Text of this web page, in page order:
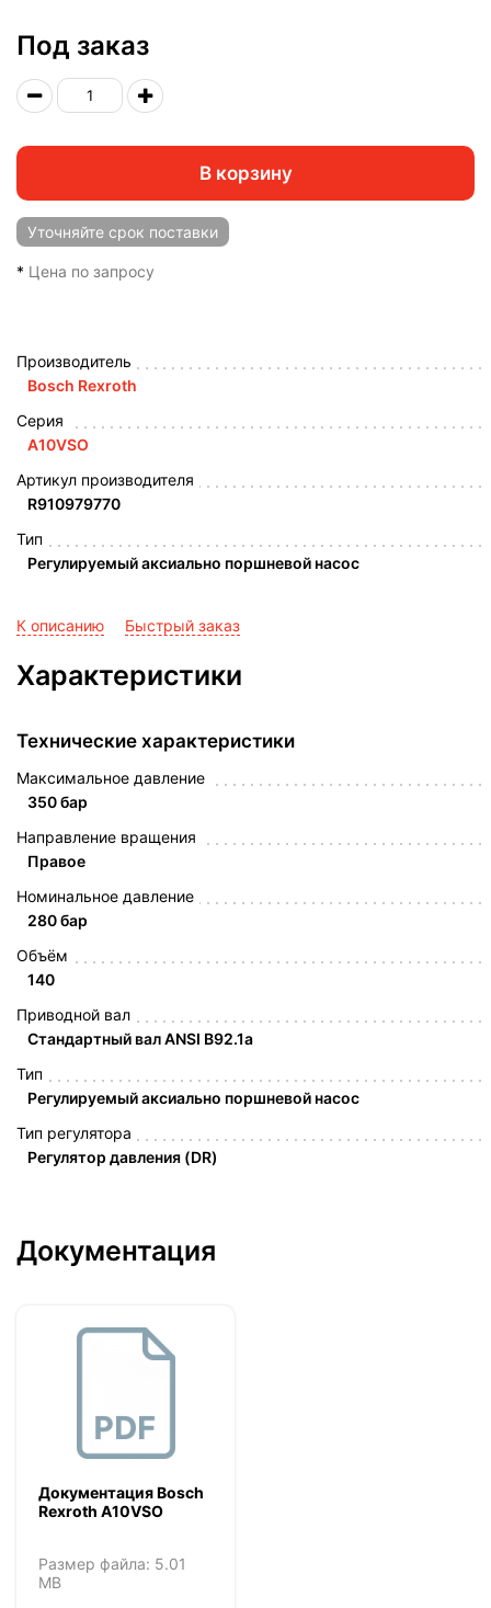
Под заказ
В корзину
Уточняйте срок поставки
* Цена по запросу
Производитель
Bosch Rexroth
Серия
A10VSO
Артикул производителя
R910979770
Тип
Регулируемый аксиально поршневой насос
К описанию Быстрый заказ
Характеристики
Технические характеристики
Максимальное давление
350 бар
Направление вращения
Правое
Номинальное давление
280 бар
Объём
140
Приводной вал
Стандартный вал ANSI B92.1a
Тип
Регулируемый аксиально поршневой насос
Тип регулятора
Регулятор давления (DR)
Документация
Документация Bosch
Rexroth A10VSO
Размер файла: 5.01
MB